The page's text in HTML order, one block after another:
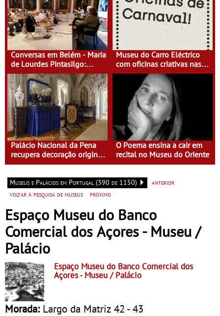
Conversas em Belém - Maria
de Lourdes Pintasilgo:
Mulher de um Tempo Novo
Museu do Carro Eléctrico
com oficinas criativas nas
férias de Carnaval
Palácio Nacional da Pena
recupera decoração original
da Sala de Visitas
O Poema ensina a cair em
recital no Museu do Oriente
Museus e Palácios em Portugal (390 de 1150)
anterior
voltar à pesquisa de museus
próximo
Espaço Museu do Banco
Comercial dos Açores - Museu /
Palácio
Espaço Museu do Banco Comercial dos
Açores- Museu / Palácio
Morada: Largo da Matriz 42 - 43